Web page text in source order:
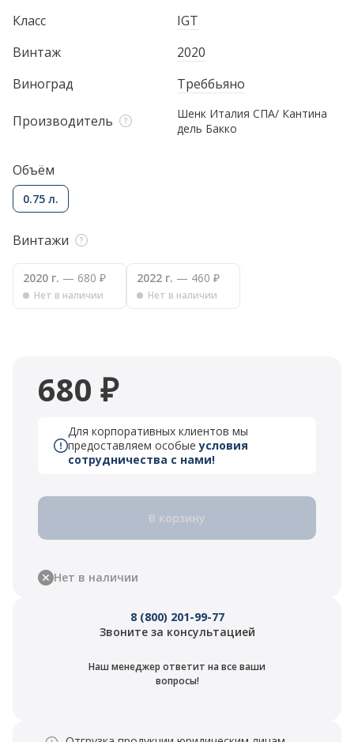
Класс
IGT
Винтаж
2020
Виноград
Треббьяно
Производитель
Шенк Италия СПА/ Кантина
дель Бакко
Объём
0.75 л.
Винтажи
2020 г. — 680 ₽
Нет в наличии
2022 г. — 460 ₽
Нет в наличии
680 ₽
Для корпоративных клиентов мы
предоставляем особыеусловия
сотрудничества с нами!
В корзину
Нет в наличии
8 (800) 201-99-77
Звоните за консультацией
Наш менеджер ответит на все ваши
вопросы!